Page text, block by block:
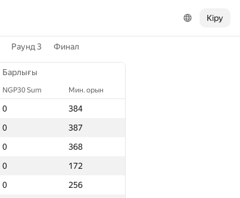
Кіру
Раунд 3 Финал
Барлығы
NGP30 Sum Мин. орын
0
384
0
387
0
368
0
172
0
256